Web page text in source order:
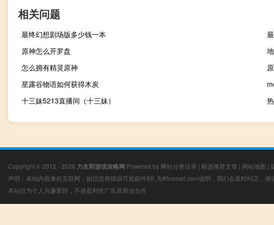
相关问题
最终幻想剧场版多少钱一本
原神怎么开罗盘
怎么拥有精灵原神
星露谷物语如何获得木炭
十三妹5213直播间（十三妹）
Copyright © 2012 - 2026 力友和游戏攻略网 Powered by 网站分类目录 | 精选推荐文章 | 网站地图 |
声明：本站内容来自互联网，如信息有错误可发邮件到f_fb#foxmail.com说明，我们会及时纠正，谢
本站仅为个人兴趣爱好，不接盈利性广告及商业合作